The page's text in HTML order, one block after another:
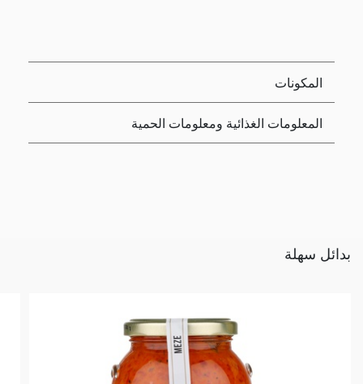
المكونات
المعلومات الغذائية ومعلومات الحمية
بدائل سهلة